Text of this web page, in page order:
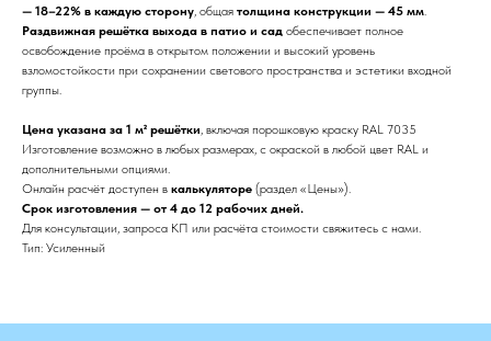
— 18–22% в каждую сторону, общая толщина конструкции — 45 мм.
Раздвижная решётка выхода в патио и сад обеспечивает полное
освобождение проёма в открытом положении и высокий уровень
взломостойкости при сохранении светового пространства и эстетики входной
группы.
Цена указана за 1 м² решётки, включая порошковую краску RAL 7035
Изготовление возможно в любых размерах, с окраской в любой цвет RAL и
дополнительными опциями.
Онлайн расчёт доступен в калькуляторе (раздел «Цены»).
Срок изготовления — от 4 до 12 рабочих дней.
Для консультации, запроса КП или расчёта стоимости свяжитесь с нами.
Тип: Усиленный